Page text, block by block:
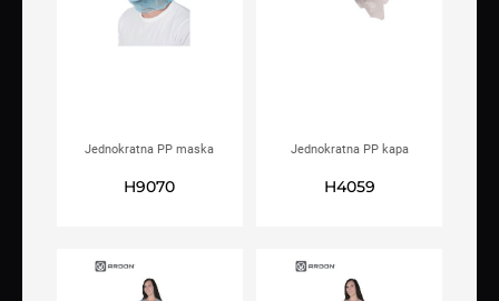
Jednokratna PP maska
H9070
Jednokratna PP kapa
H4059